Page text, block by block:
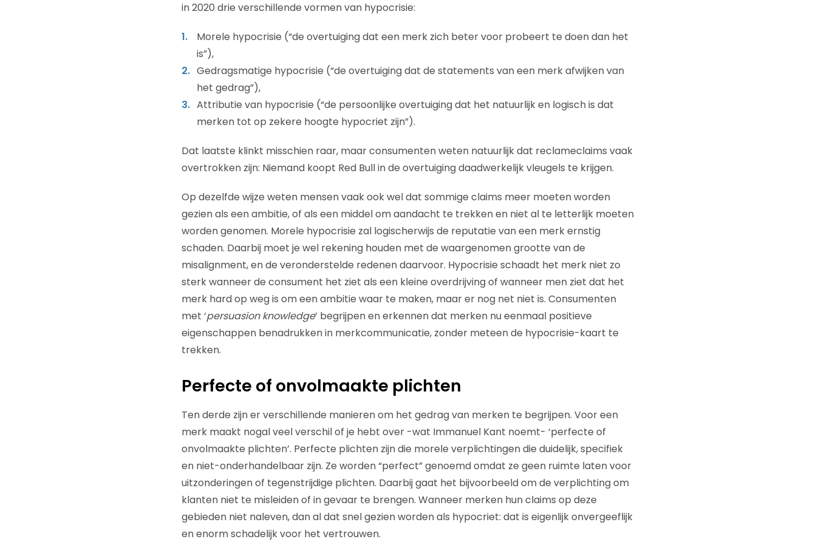
in 2020 drie verschillende vormen van hypocrisie:
Morele hypocrisie (“de overtuiging dat een merk zich beter voor probeert te doen dan het
is”),
Gedragsmatige hypocrisie (“de overtuiging dat de statements van een merk afwijken van
het gedrag”),
Attributie van hypocrisie (“de persoonlijke overtuiging dat het natuurlijk en logisch is dat
merken tot op zekere hoogte hypocriet zijn”).
Dat laatste klinkt misschien raar, maar consumenten weten natuurlijk dat reclameclaims vaak
overtrokken zijn: Niemand koopt Red Bull in de overtuiging daadwerkelijk vleugels te krijgen.
Op dezelfde wijze weten mensen vaak ook wel dat sommige claims meer moeten worden
gezien als een ambitie, of als een middel om aandacht te trekken en niet al te letterlijk moeten
worden genomen. Morele hypocrisie zal logischerwijs de reputatie van een merk ernstig
schaden. Daarbij moet je wel rekening houden met de waargenomen grootte van de
misalignment, en de veronderstelde redenen daarvoor. Hypocrisie schaadt het merk niet zo
sterk wanneer de consument het ziet als een kleine overdrijving of wanneer men ziet dat het
merk hard op weg is om een ambitie waar te maken, maar er nog net niet is. Consumenten
met ‘persuasion knowledge’ begrijpen en erkennen dat merken nu eenmaal positieve
eigenschappen benadrukken in merkcommunicatie, zonder meteen de hypocrisie-kaart te
trekken.
Perfecte of onvolmaakte plichten
Ten derde zijn er verschillende manieren om het gedrag van merken te begrijpen. Voor een
merk maakt nogal veel verschil of je hebt over -wat Immanuel Kant noemt- ‘perfecte of
onvolmaakte plichten’. Perfecte plichten zijn die morele verplichtingen die duidelijk, specifiek
en niet-onderhandelbaar zijn. Ze worden “perfect” genoemd omdat ze geen ruimte laten voor
uitzonderingen of tegenstrijdige plichten. Daarbij gaat het bijvoorbeeld om de verplichting om
klanten niet te misleiden of in gevaar te brengen. Wanneer merken hun claims op deze
gebieden niet naleven, dan al dat snel gezien worden als hypocriet: dat is eigenlijk onvergeeflijk
en enorm schadelijk voor het vertrouwen.